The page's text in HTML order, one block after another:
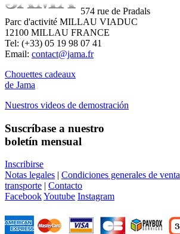
574 rue de Pradals
Parc d'activité MILLAU VIADUC
12100 MILLAU FRANCE
Tel: (+33) 05 19 98 07 41
Email: contact@jama.fr
Chouettes cadeaux
de Jama
Nuestros videos de demostración
Suscríbase a nuestro
boletín mensual
Inscribirse
Notas legales | Condiciones generales de venta
transporte | Contacto
FacebookYoutube Instagram